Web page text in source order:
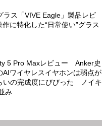
ラス「VIVE Eagle」製品レビ
に特化した“日常使い”グラス
5 Pro Maxレビュー Anker史
AIワイヤレスイヤホンは弱点が
いの完成度にびびった ノイキ
み